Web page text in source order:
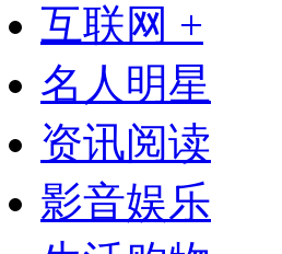
互联网 +
名人明星
资讯阅读
影音娱乐